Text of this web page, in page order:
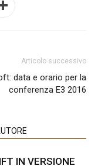
Articolo successivo
data e orario per la
conferenza E3 2016
IN VERSIONE